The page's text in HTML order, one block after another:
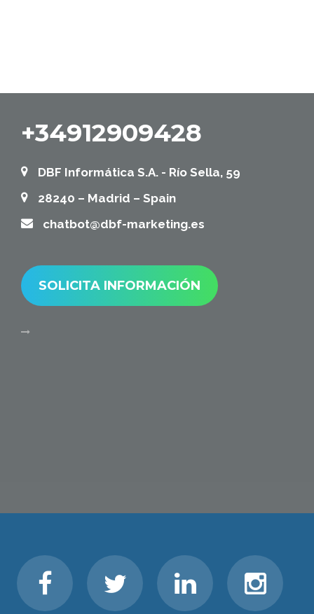
+34912909428
DBF Informática S.A. - Río Sella, 59
28240 – Madrid – Spain
chatbot@dbf-marketing.es
SOLICITA INFORMACIÓN